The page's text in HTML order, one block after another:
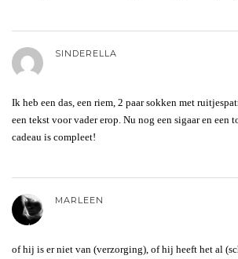
SINDERELLA
Ik heb een das, een riem, 2 paar sokken met
een tekst voor vader erop. Nu nog een sigaar en een
cadeau is compleet!
MARLEEN
of hij is er niet van (verzorging), of hij heeft het al